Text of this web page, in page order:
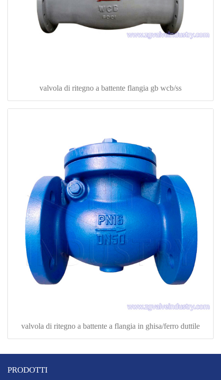
valvola di ritegno a battente flangia gb wcb/ss
valvola di ritegno a battente a flangia in ghisa/ferro duttile
PRODOTTI